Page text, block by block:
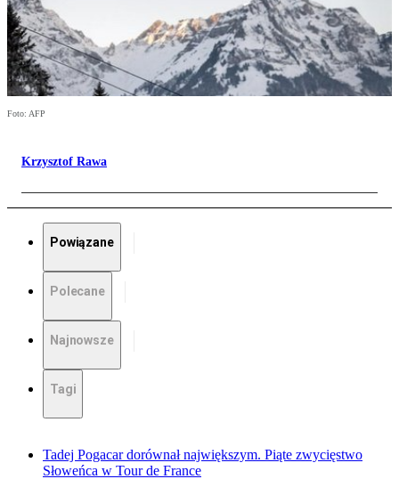
Foto: AFP
Krzysztof Rawa
Powiązane
Polecane
Najnowsze
Tagi
Tadej Pogacar dorównał największym. Piąte zwycięstwo
Słoweńca w Tour de France